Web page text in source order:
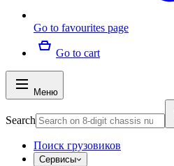
Go to favourites page
Go to cart
Меню
Search
Поиск грузовиков
Сервисы